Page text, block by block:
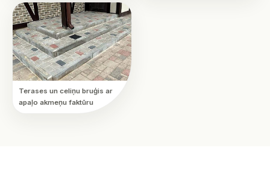
Terases un celiņu bruģis ar
apaļo akmeņu faktūru